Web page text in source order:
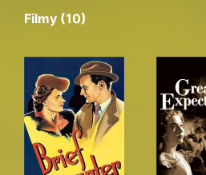
Filmy (10)